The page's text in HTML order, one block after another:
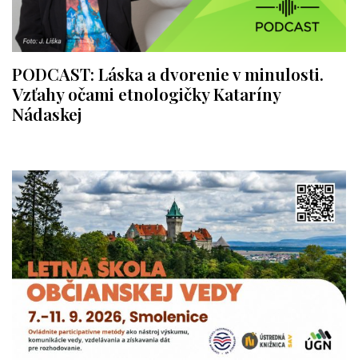
PODCAST: Láska a dvorenie v minulosti.
Vzťahy očami etnologičky Kataríny
Nádaskej